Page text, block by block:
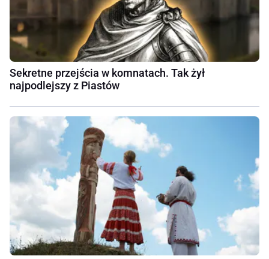
Sekretne przejścia w komnatach. Tak żył
najpodlejszy z Piastów